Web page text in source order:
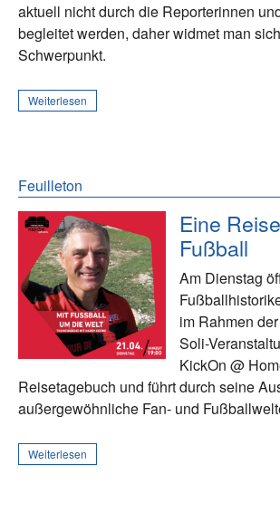
aktuell nicht durch die Reporterinnen
begleitet werden, daher widmet man
Schwerpunkt.
Weiterlesen
Feuilleton
Eine
Fußball
Am Dienstag
im Rahmen
Soli-
KickOn @
Reisetagebuch und führt durch seine
außergewöhnliche Fan- und
Weiterlesen